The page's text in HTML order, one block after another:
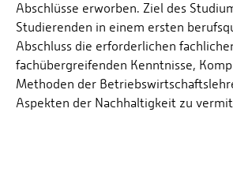
Abschlüsse erworben. Ziel des
Studierenden in einem ersten
Abschluss die erforderlichen
fachübergreifenden Kenntnisse,
Methoden der
Aspekten der Nachhaltigkeit zu